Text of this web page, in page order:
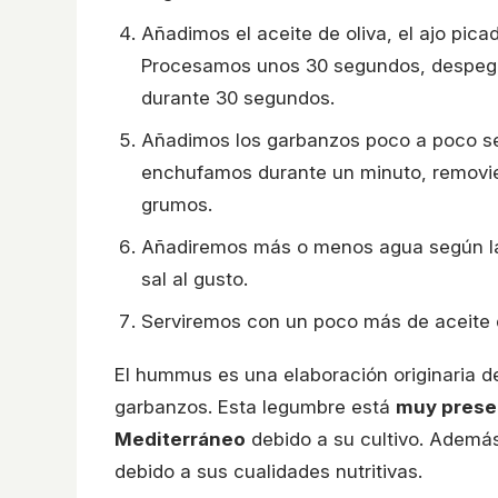
Añadimos el aceite de oliva, el ajo
Procesamos unos 30 segundos,
durante 30 segundos.
Añadimos los garbanzos poco a poco
enchufamos durante un minuto,
grumos.
Añadiremos más o menos agua según
sal al gusto.
Serviremos con un poco más de
El hummus es una elaboración originaria
garbanzos. Esta legumbre está muy
Mediterráneo debido a su cultivo.
debido a sus cualidades nutritivas.